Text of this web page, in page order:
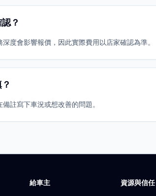
？
度會影響報價，因此實際費用以店家確認為準。
註寫下車況或想改善的問題。
給車主 資源與信任